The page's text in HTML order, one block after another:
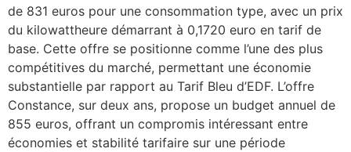
de 831 euros pour une consommation type, avec un prix
du kilowattheure démarrant à 0,1720 euro en tarif de
base. Cette offre se positionne comme l’une des plus
compétitives du marché, permettant une économie
substantielle par rapport au Tarif Bleu d’EDF. L’offre
Constance, sur deux ans, propose un budget annuel de
855 euros, offrant un compromis intéressant entre
économies et stabilité tarifaire sur une période